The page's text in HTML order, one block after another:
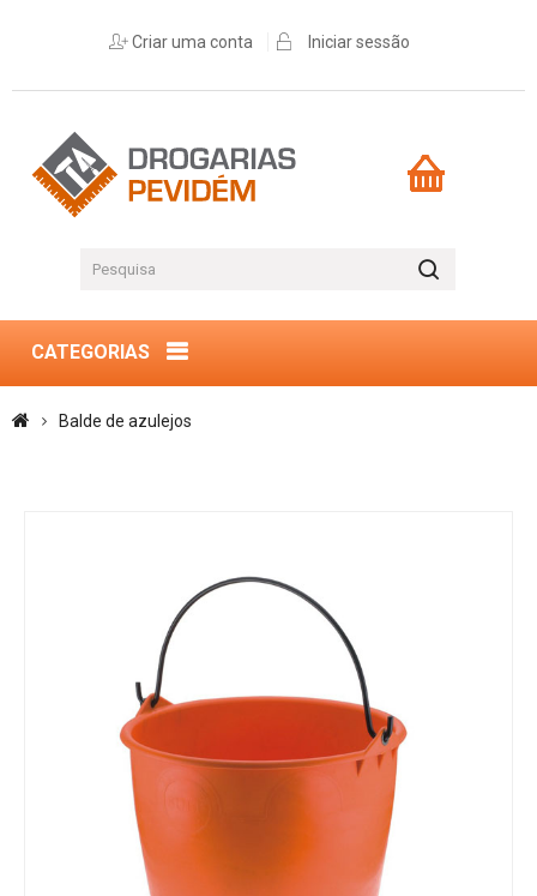
Criar uma conta Iniciar sessão
CATEGORIAS
Balde de azulejos